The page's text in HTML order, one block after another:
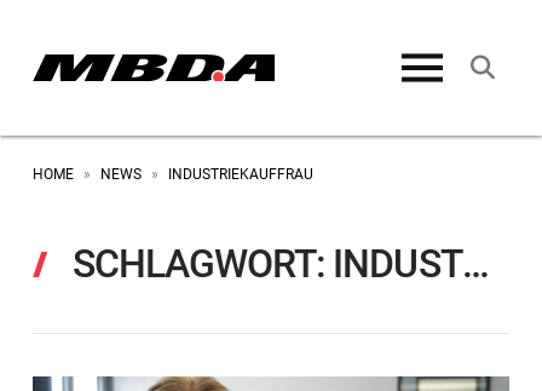
HOME » NEWS » INDUSTRIEKAUFFRAU
SCHLAGWORT: INDUSTRIEKAUFFRAU